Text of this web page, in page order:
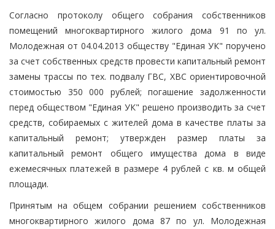
Согласно протоколу общего собрания собственников
помещений многоквартирного жилого дома 91 по ул.
Молодежная от 04.04.2013 обществу "Единая УК" поручено
за счет собственных средств провести капитальный ремонт
замены трассы по тех. подвалу ГВС, ХВС ориентировочной
стоимостью 350 000 рублей; погашение задолженности
перед обществом "Единая УК" решено производить за счет
средств, собираемых с жителей дома в качестве платы за
капитальный ремонт; утвержден размер платы за
капитальный ремонт общего имущества дома в виде
ежемесячных платежей в размере 4 рублей с кв. м общей
площади.
Принятым на общем собрании решением собственников
многоквартирного жилого дома 87 по ул. Молодежная